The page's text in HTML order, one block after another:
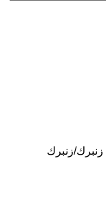
زنبرك/زنبرك